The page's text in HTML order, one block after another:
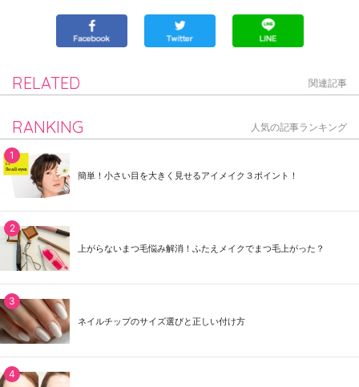
RELATED 関連記事
RANKING 人気の記事ランキング
簡単！小さい目を大きく見せるアイメイク３ポイント！
上がらないまつ毛悩み解消！ふたえメイクでまつ毛上がった？
ネイルチップのサイズ選びと正しい付け方